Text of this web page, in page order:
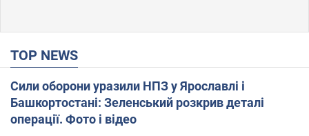
TOP NEWS
Сили оборони уразили НПЗ у Ярославлі і
Башкортостані: Зеленський розкрив деталі
операції. Фото і відео